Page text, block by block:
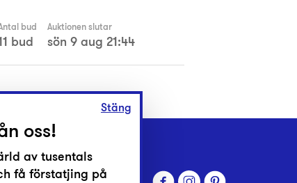
bud
bud
Auktionen slutar
sön 9 aug 21:44
Stäng
oss!
av tusentals
få förstatjing på